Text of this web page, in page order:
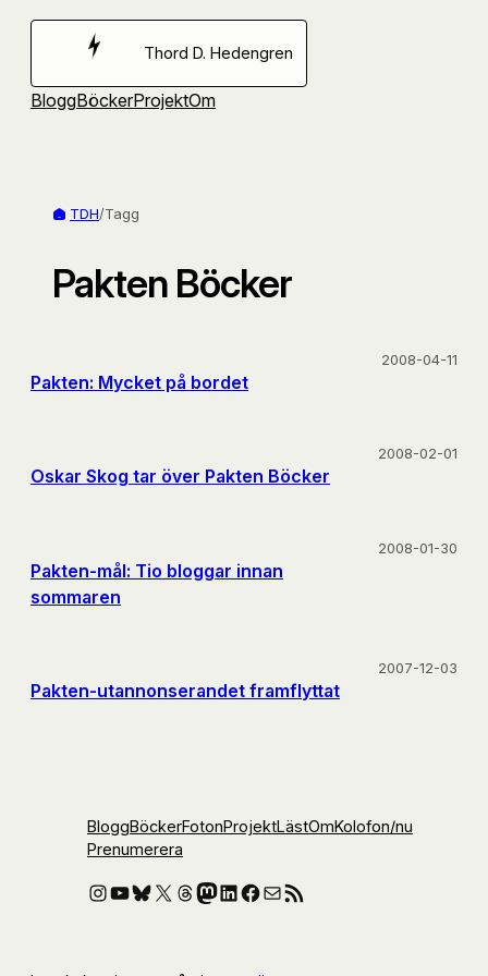
Hoppa
Thord D. Hedengren
BloggBöckerProjektOm
TDH/Tagg
Pakten Böcker
Pakten: Mycket på bordet
2008-04-11
Oskar Skog tar över Pakten Böcker
2008-02-01
Pakten-mål: Tio bloggar innan
sommaren
2008-01-30
Pakten-utannonserandet framflyttat
2007-12-03
BloggBöckerFotonProjektLästOmKolofon/nu
Prenumerera
Instagram
YouTube
Bluesky
X Threads
Mastodon
LinkedIn
Facebook
E-postRSS-flöde